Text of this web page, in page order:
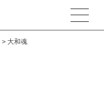
> 大和魂